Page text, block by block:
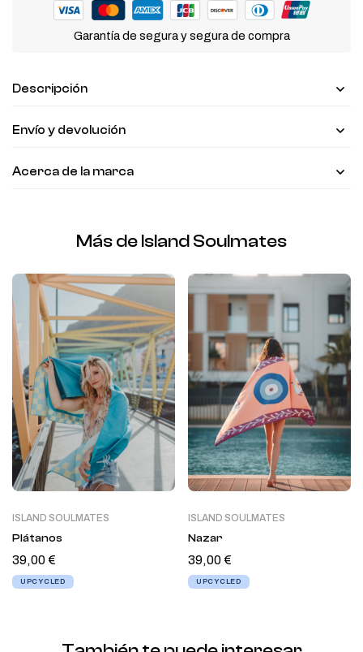
Garantía de segura y segura de compra
Descripción
Envío y devolución
Acerca de la marca
Más de Island Soulmates
ISLAND SOULMATES
Plátanos
39,00€
UPCYCLED
ISLAND SOULMATES
Nazar
39,00€
UPCYCLED